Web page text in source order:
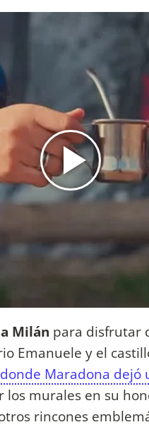
Milán para disfrutar
Emanuele y el
Maradona
murales en su
rincones